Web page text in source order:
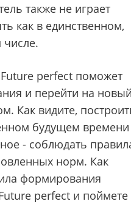
также не играет
как в единственном,
perfect поможет
и перейти на
Как видите,
будущем времени
- соблюдать
норм. Как
формирования
perfect и поймете